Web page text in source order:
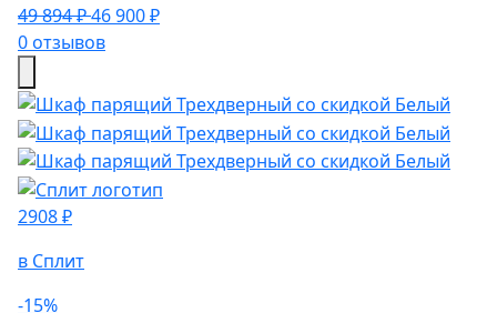
49 894 ₽46 900 ₽
0 отзывов
2908 ₽
в Сплит
-15%